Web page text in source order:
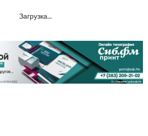
Загрузка...